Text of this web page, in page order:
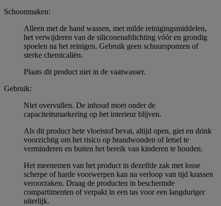
Schoonmaken:
Alleen met de hand wassen, met milde reinigingsmiddelen,
het verwijderen van de siliconenafdichting vóór en grondig
spoelen na het reinigen. Gebruik geen schuursponzen of
sterke chemicaliën.
Plaats dit product niet in de vaatwasser.
Gebruik:
Niet overvullen. De inhoud moet onder de
capaciteitsmarkering op het interieur blijven.
Als dit product hete vloeistof bevat, altijd open, giet en drink
voorzichtig om het risico op brandwonden of letsel te
verminderen en buiten het bereik van kinderen te houden.
Het meenemen van het product in dezelfde zak met losse
scherpe of harde voorwerpen kan na verloop van tijd krassen
veroorzaken. Draag de producten in beschermde
compartimenten of verpakt in een tas voor een langduriger
uiterlijk.